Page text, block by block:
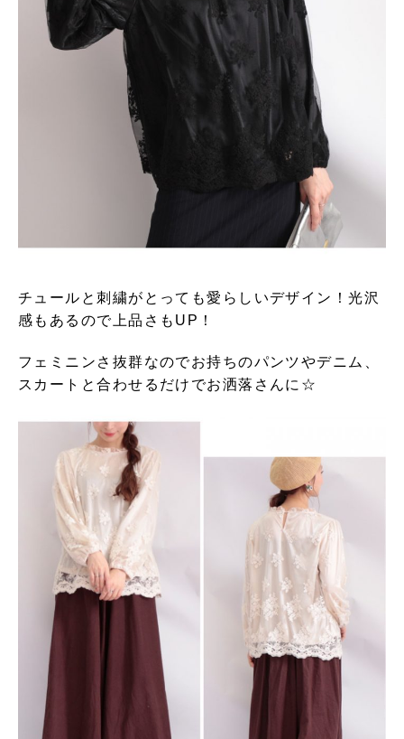
チュールと刺繍がとっても愛らしいデザイン！光沢
感もあるので上品さもUP！
フェミニンさ抜群なのでお持ちのパンツやデニム、
スカートと合わせるだけでお洒落さんに☆